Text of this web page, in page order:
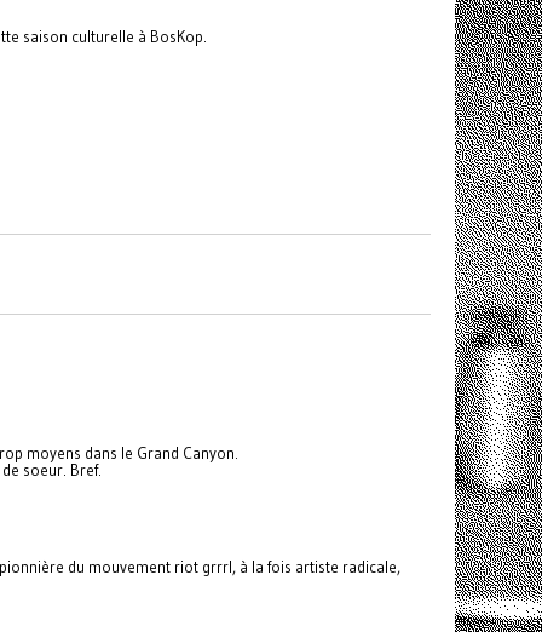
saison culturelle à BosKop.
moyens dans le Grand Canyon.
soeur. Bref.
du mouvement riot grrrl, à la fois artiste radicale,